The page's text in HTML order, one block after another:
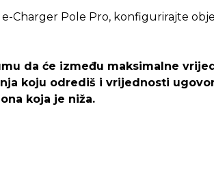
Charger Pole Pro, konfigurirajte
da će između maksimalne
koju odrediš i vrijednosti
koja je niža.